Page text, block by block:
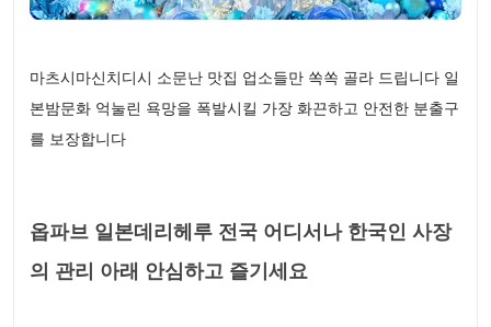
마츠시마신치디시 소문난 맛집 업소들만 쏙쏙 골라 드립니다 일
본밤문화 억눌린 욕망을 폭발시킬 가장 화끈하고 안전한 분출구
를 보장합니다
옵파브 일본데리헤루 전국 어디서나 한국인 사장
의 관리 아래 안심하고 즐기세요